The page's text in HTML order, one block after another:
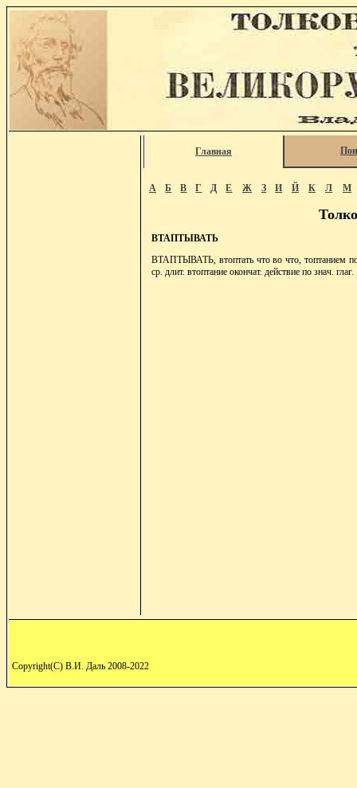
Главная
А Б В Г Д Е Ж З И Й К Л М
ВТАПТЫВАТЬ
ВТАПТЫВАТЬ, втоптать что во что, топтанием
ср. длит. втоптание окончат. действие по знач. глаг.
Copyright(C) В.И. Даль 2008-2022